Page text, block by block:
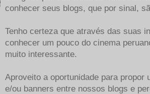
conhecer seus blogs, que por sinal,
Tenho certeza que através das suas
conhecer um pouco do cinema
muito interessante.
Aproveito a oportunidade para propor
e/ou banners entre nossos blogs e